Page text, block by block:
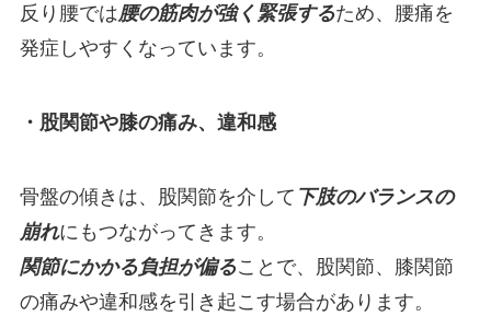
反り腰では腰の筋肉が強く緊張するため、腰痛を
発症しやすくなっています。
・股関節や膝の痛み、違和感
骨盤の傾きは、股関節を介して 下肢のバランスの
崩れにもつながってきます。
関節にかかる負担が偏ることで、股関節、膝関節
の痛みや違和感を引き起こす場合があります。